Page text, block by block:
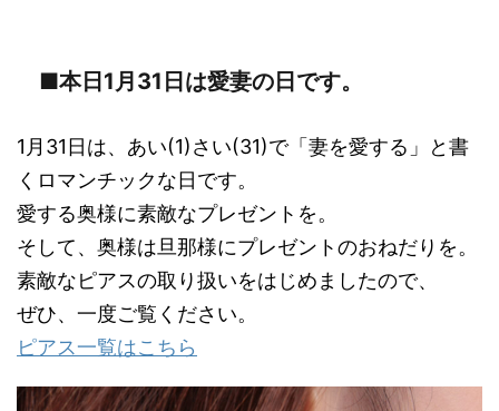
■本日1月31日は愛妻の日です。
1月31日は、あい(1)さい(31)で「妻を愛する」と書
くロマンチックな日です。
愛する奥様に素敵なプレゼントを。
そして、奥様は旦那様にプレゼントのおねだりを。
素敵なピアスの取り扱いをはじめましたので、
ぜひ、一度ご覧ください。
ピアス一覧はこちら